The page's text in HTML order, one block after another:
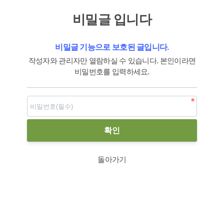
비밀글 입니다
비밀글 기능으로 보호된 글입니다.
작성자와 관리자만 열람하실 수 있습니다. 본인이라면
비밀번호를 입력하세요.
돌아가기